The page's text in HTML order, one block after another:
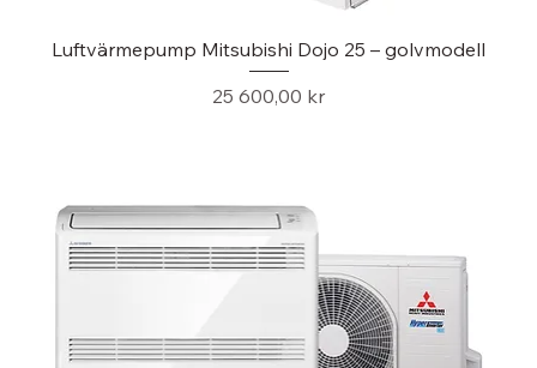
Luftvärmepump Mitsubishi Dojo 25 – golvmodell
Pris
25 600,00 kr